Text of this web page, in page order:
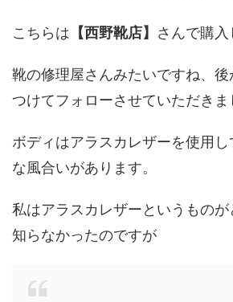
こちらは 【西野靴店】 さんで購入
靴の修理屋さんみたいですね、
つけてフォローさせていただきま
ボディはアラスカレザーを使用
な風合いがあります。
私はアラスカレザーというもの
知らなかったのですが